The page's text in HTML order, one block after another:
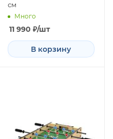
см
Много
11 990 ₽/шт
В корзину